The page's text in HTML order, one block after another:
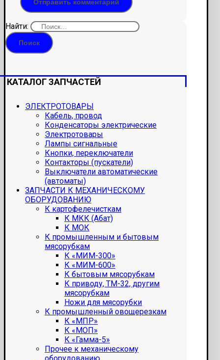
Найти:
КАТАЛОГ ЗАПЧАСТЕЙ
ЭЛЕКТРОТОВАРЫ
Кабель, провод
Конденсаторы электрические
Электротовары
Лампы сигнальные
Кнопки, переключатели
Контакторы (пускатели)
Выключатели автоматические
(автоматы)
ЗАПЧАСТИ К МЕХАНИЧЕСКОМУ
ОБОРУДОВАНИЮ
К картофелечисткам
К МКК (Абат)
К МОК
К промышленным и бытовым
мясорубкам
К «МИМ-300»
К «МИМ-600»
К бытовым мясорубкам
К приводу, ТМ-32, другим
мясорубкам
Ножи для мясорубки
К промышленный овощерезкам
К «МПР»
К «МОП»
К «Гамма-5»
Прочее к механическому